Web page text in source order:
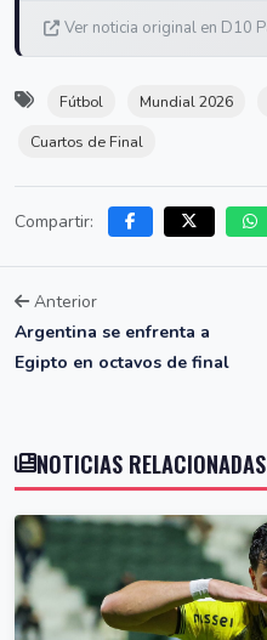
Ver noticia original en D10
Fútbol Mundial 2026
Cuartos de Final
Compartir:
Anterior
Argentina se enfrenta a
Egipto en octavos de final
NOTICIAS RELACIONADAS